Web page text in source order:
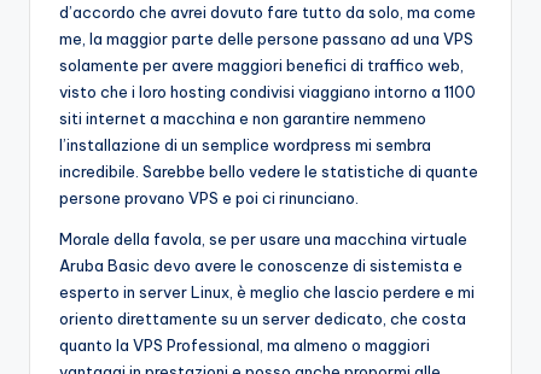
d’accordo che avrei dovuto fare tutto da solo, ma come
me, la maggior parte delle persone passano ad una VPS
solamente per avere maggiori benefici di traffico web,
visto che i loro hosting condivisi viaggiano intorno a 1100
siti internet a macchina e non garantire nemmeno
l’installazione di un semplice wordpress mi sembra
incredibile. Sarebbe bello vedere le statistiche di quante
persone provano VPS e poi ci rinunciano.
Morale della favola, se per usare una macchina virtuale
Aruba Basic devo avere le conoscenze di sistemista e
esperto in server Linux, è meglio che lascio perdere e mi
oriento direttamente su un server dedicato, che costa
quanto la VPS Professional, ma almeno o maggiori